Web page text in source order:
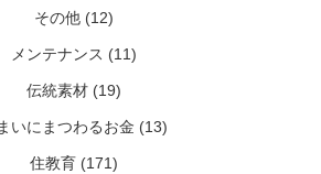
その他 (12)
メンテナンス (11)
伝統素材 (19)
いにまつわるお金 (13)
住教育 (171)